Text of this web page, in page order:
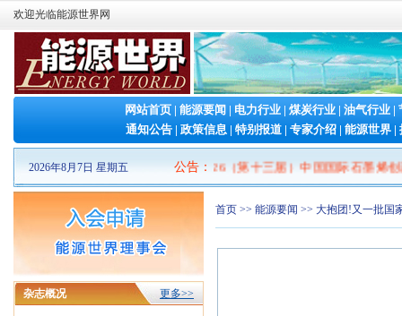
欢迎光临能源世界网
网站首页 | 能源要闻 | 电力行业 | 煤炭行业 | 油气行业 |
通知公告 | 政策信息 | 特别报道 | 专家介绍 | 能源世界 |
2026年8月7日 星期五 公告 ：
山东清洁能源 产业博览会 2026（第十三届）中国国际石墨烯创新大
杂志概况 更多>>
首页 >> 能源要闻 >> 大抱团!又一批国